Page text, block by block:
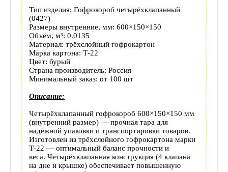
(0)
Доставка
этого
товара
Тип изделия: Гофрокороб четырёхклапанный
(0427)
Размеры внутренние, мм: 600×150×150
Объём, м³: 0.0135
Материал: трёхслойный гофрокартон
Марка картона: Т-22
Цвет: бурый
Страна производитель: Россия
Минимальный заказ: от 100 шт
Описание:
Четырёхклапанный гофрокороб 600×150×150 мм
(внутренний размер) — прочная тара для
надёжной упаковки и транспортировки товаров.
Изготовлен из трёхслойного гофрокартона марки
Т-22 — оптимальный баланс прочности и
веса. Четырёхклапанная конструкция (4 клапана
на дне и крышке) обеспечивает повышенную